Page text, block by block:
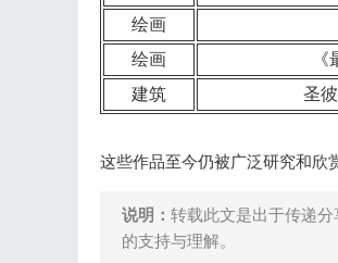
绘画
绘画
建筑
圣
这些作品至今仍被广泛研究和欣
说明： 转载此文是出于传递
的支持与理解。